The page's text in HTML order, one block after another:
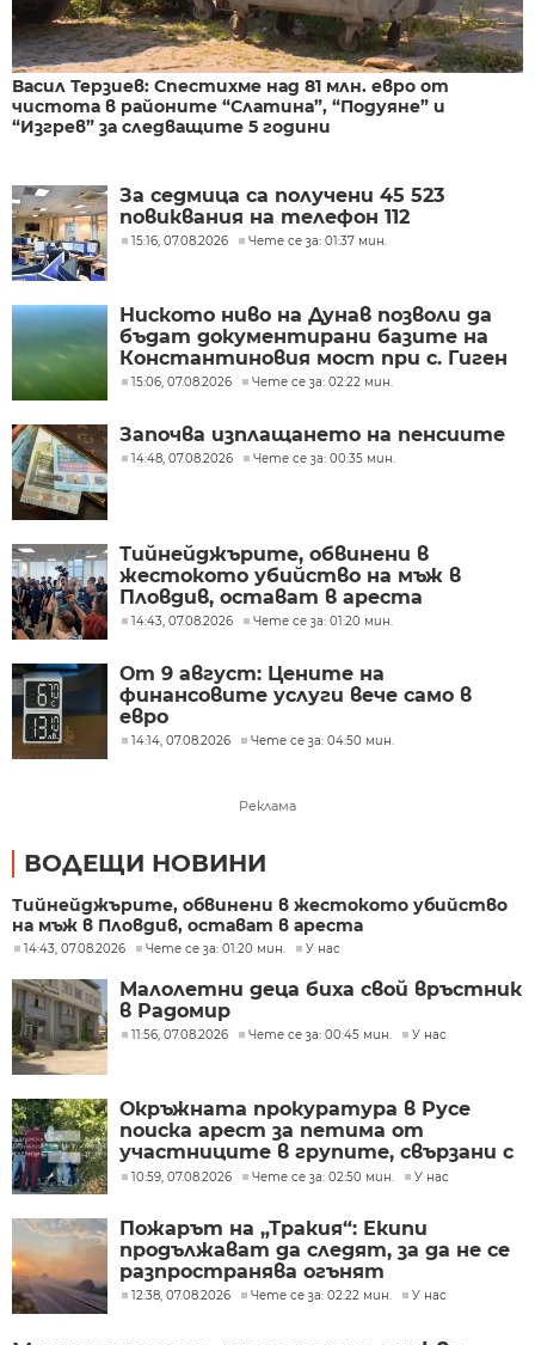
Васил Терзиев: Спестихме над 81 млн. евро от
чистота в районите “Слатина”, “Подуяне” и
“Изгрев” за следващите 5 години
За седмица са получени 45 523
повиквания на телефон 112
15:16, 07.08.2026 Чете се за: 01:37 мин.
Ниското ниво на Дунав позволи да
бъдат документирани базите на
Константиновия мост при с. Гиген
15:06, 07.08.2026 Чете се за: 02:22 мин.
Започва изплащането на пенсиите
14:48, 07.08.2026 Чете се за: 00:35 мин.
Тийнейджърите, обвинени в
жестокото убийство на мъж в
Пловдив, остават в ареста
14:43, 07.08.2026 Чете се за: 01:20 мин.
От 9 август: Цените на
финансовите услуги вече само в
евро
14:14, 07.08.2026 Чете се за: 04:50 мин.
Реклама
ВОДЕЩИ НОВИНИ
Тийнейджърите, обвинени в жестокото убийство
на мъж в Пловдив, остават в ареста
14:43, 07.08.2026 Чете се за: 01:20 мин. У нас
Малолетни деца биха свой връстник
в Радомир
11:56, 07.08.2026 Чете се за: 00:45 мин. У нас
Окръжната прокуратура в Русе
поиска арест за петима от
участниците в групите, свързани с
разбитата лаборатория за
10:59, 07.08.2026 Чете се за: 02:50 мин. У нас
Пожарът на „Тракия“: Екипи
продължават да следят, за да не се
разпространява огънят
12:38, 07.08.2026 Чете се за: 02:22 мин. У нас